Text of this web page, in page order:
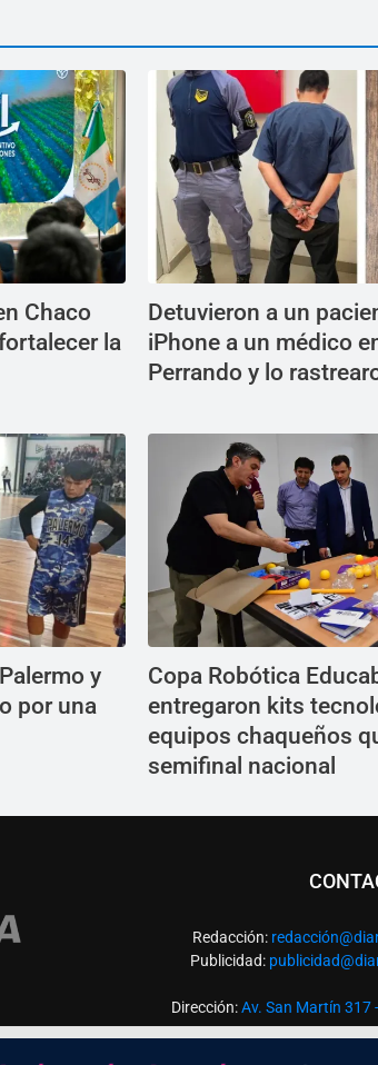
Chaco
la
Detuvieron a un
iPhone a un médico
Perrando y lo
y
por una
Copa Robótica
entregaron kits
equipos chaqueños
semifinal nacional
Redacción: redacció
Publicidad:
Dirección:Av. San Martín 317